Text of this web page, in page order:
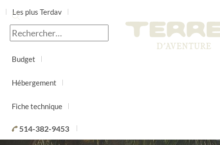
Les plus Terdav
Jour par jour
Budget
Hébergement
Fiche technique
514-382-9453